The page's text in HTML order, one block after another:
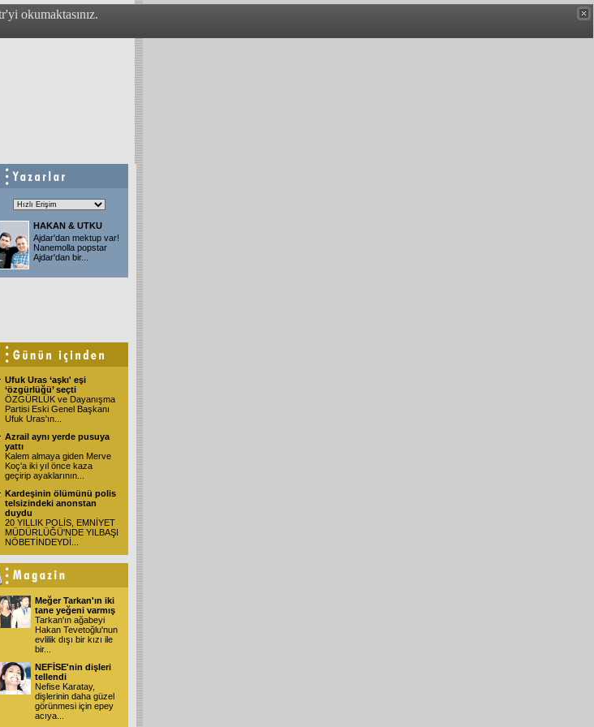
okumaktasınız.
HAKAN & UTKU
Ajdar'dan mektup var!
Nanemolla popstar
Ajdar'dan bir...
Ufuk Uras ‘aşkı' eşi
‘özgürlüğü’ seçti
ÖZGÜRLÜK ve Dayanışma
Partisi Eski Genel Başkanı
Ufuk Uras'ın
Azrail aynı yerde pusuya
yattı
Kalem almaya giden Merve
Koç'a iki yıl önce kaza
geçirip ayaklarının
Kardeşinin ölümünü polis
telsizindeki anonstan
duydu
20 YILLIK POLİS, EMNİYET
MÜDÜRLÜĞÜ'NDE YILBAŞI
NÖBETİNDEYDİ...
Meğer Tarkan'ın iki
tane yeğeni varmış
Tarkan'ın ağabeyi
Hakan Tevetoğlu'nun
evlilik dışı bir kızı ile
bir...
NEFİSE'nin dişleri
tellendi
Nefise Karatay,
dişlerinin daha güzel
görünmesi için epey
acıya